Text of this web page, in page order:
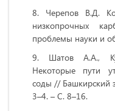
Черепов В.Д.
низкопрочных
проблемы науки и
Шатов А.А.,
Некоторые пути
соды // Башкирский
3–4. – С. 8–16.